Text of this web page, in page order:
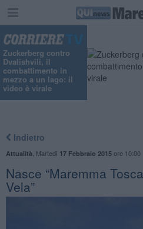
Zuckerberg contro
Dvalishvili, il
combattimento in
mezzo a un lago: il
video è virale
Indietro
Attualità Martedì 17 Febbraio 2015ore 10:00
Nasce “Maremma
Vela”